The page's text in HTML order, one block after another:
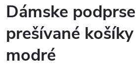
Dámske
prešívané
modré